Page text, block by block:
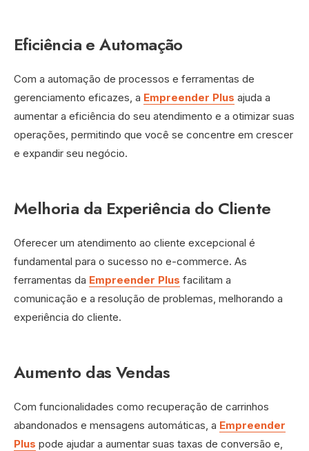
Eficiência e Automação
Com a automação de processos e ferramentas de
gerenciamento eficazes, a Empreender Plus ajuda a
aumentar a eficiência do seu atendimento e a otimizar suas
operações, permitindo que você se concentre em crescer
e expandir seu negócio.
Melhoria da Experiência do Cliente
Oferecer um atendimento ao cliente excepcional é
fundamental para o sucesso no e-commerce. As
ferramentas da Empreender Plus facilitam a
comunicação e a resolução de problemas, melhorando a
experiência do cliente.
Aumento das Vendas
Com funcionalidades como recuperação de carrinhos
abandonados e mensagens automáticas, a Empreender
Plus pode ajudar a aumentar suas taxas de conversão e,